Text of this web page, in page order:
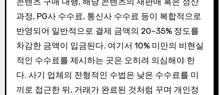
과정, PG사 수수료, 통신사 수수료 등이 복합적으로
반영되어 일반적으로 결제 금액의 20~35% 정도를
차감한 금액이 입금된다. 여기서 10% 미만의 비현실
적인 수수료를 제시하는 곳은 오히려 의심해야 한
다. 사기 업체의 전형적인 수법은 낮은 수수료를 미
끼로 접근한 뒤, 거래가 완료된 것처럼 꾸며 개인정